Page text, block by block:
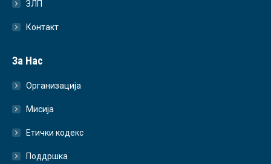
ЗЛП
Контакт
За Нас
Организација
Мисија
Етички кодекс
Поддршка